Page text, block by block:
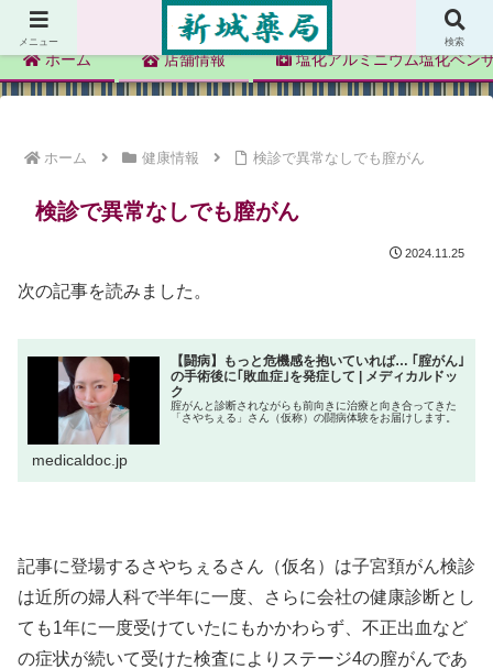
新城薬局
ホーム 店舗情報 塩化アルミニウム塩化ベン
ホーム 健康情報 検診で異常なしでも膣がん
検診で異常なしでも膣がん
2024.11.25
次の記事を読みました。
【闘病】もっと危機感を抱いていれば… ｢腟がん｣
の手術後に｢敗血症｣を発症して | メディカルドッ
ク
腟がんと診断されながらも前向きに治療と向き合ってきた
「さやちぇる」さん（仮称）の闘病体験をお届けします。
medicaldoc.jp
記事に登場するさやちぇるさん（仮名）は子宮頚がん検診
は近所の婦人科で半年に一度、さらに会社の健康診断とし
ても1年に一度受けていたにもかかわらず、不正出血など
の症状が続いて受けた検査によりステージ4の膣がんであ
メニュー 検索